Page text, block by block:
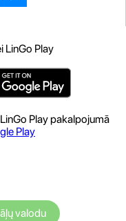
LinGo Play
Play pakalpojumā
Play
valodu